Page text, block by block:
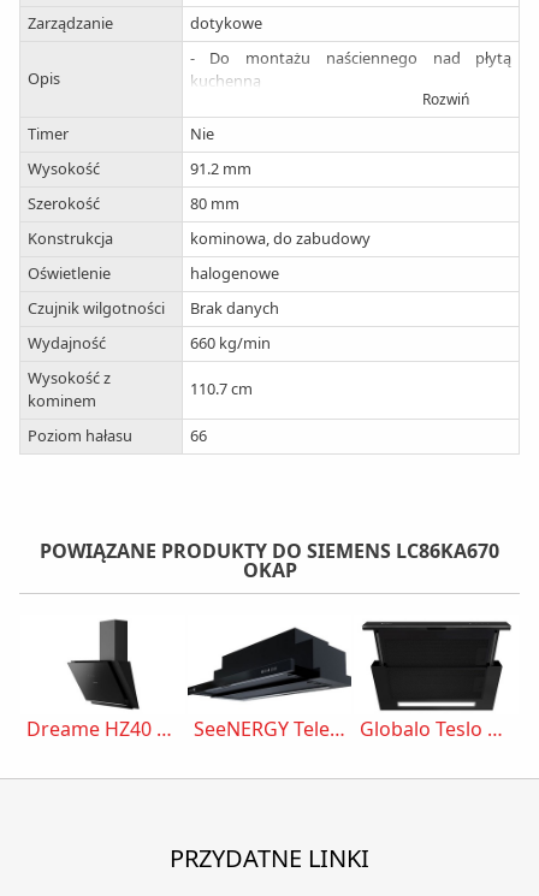
Zarządzanie
dotykowe
Opis
- Do montażu naściennego nad płytą
kuchenną
- Szklana pokrywa filtra
- Filtr metalowy do mycia również w
zmywarce
Rozwiń
Timer
Nie
Wysokość
91.2 mm
Szerokość
80 mm
Konstrukcja
kominowa, do zabudowy
Oświetlenie
halogenowe
Czujnik wilgotności
Brak danych
Wydajność
660 kg/min
Wysokość z
kominem
110.7 cm
Poziom hałasu 66
POWIĄZANE PRODUKTY DO SIEMENS LC86KA670
OKAP
Dreame HZ40 Pro SeeNERGY Telescopica Led 60 BL Czarny Globalo Teslo 60.1 Czarny
PRZYDATNE LINKI